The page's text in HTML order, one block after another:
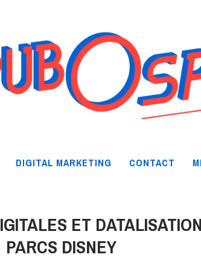
DIGITAL MARKETING CONTACT
ET
PARCS DISNEY